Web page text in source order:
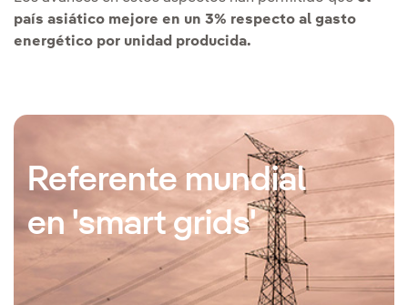
país asiático mejore en un 3% respecto al gasto
energético por unidad producida.
Referente mundial
en 'smart grids'